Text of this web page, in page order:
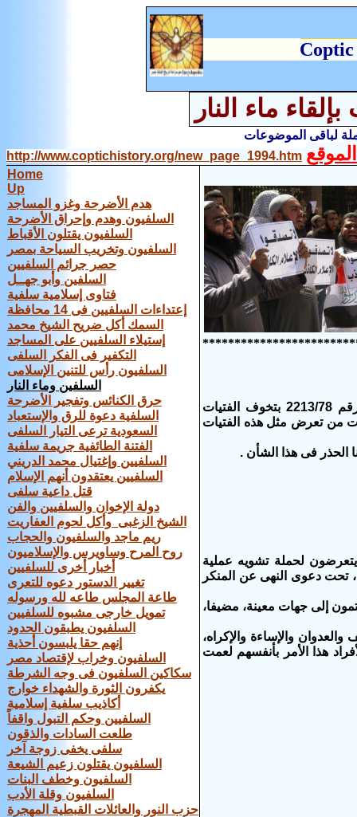
C
ماء النار
لباقى الموضوعات
http://www.coptichistory.org/new_page_1994.htm
Home
Up
هدم الأضرحة وغزو المساجد
السلفيون وهدم وإحراق الأضرحة
السلفيون يقتلون الأقباط
السلفيون وتخريب السياحة بمصر
حصر جرائم السلفيين
السلفين وأبو جهــل
فتاوى إسلامية سلفية
إعتداءات السلفيين فى 14 محافظة
السمك أكل ضريح الشيخ محمد
إستيلاء السلفيين على المساجد
التكفير فى الفكر السلفى
السلفيون رأس للتنين الإسلامى
السلفين وماء النار
حرق الكنائس وتفجير الأضرحة
السلفية دعوة للرق والإستعباد
السعودية ترعى التيار السلفى
الفتنة الطائفية جريمة سلفية
السلفيين وإغتيال محمد الدريني
السلفيين يعتقدون أنهم الإسلام
قتل داعية سلفى
دولة الإخوان والسلفيين والفن
الشيخ الزغبى وأكل لحوم العفاريت
ريم ماجد والسلفيون والحجاب
روح المرح وساويرس والإسلاميون
أخبار أخرى للسلفيين
تغيير الدستور دعوه للتعرى
طاعة المجلس طاعه لله ورسوله
تمويل خارجى مشبوه للسلفيين
السلفيون يطبقون الحدود
إنهم حقا يلبسون أحذية
السلفيون وخراب لإقتصاد مصر
سكاكين السلفيون فى وجه الشرطة
يكفرون الثورة والشهداء خوارج
أكاذيب سلفية إسلامية
السلفيين وحكم التبول واقفاً
طلعت السادات والذقون
سلفى يخفى زوجة آخر
السلفيون يقتلون زعيم الشيعة
السلفيون وخطف البنات
السلفيون وقلة الأدب
حزب النور والعائلات القبطية المهجرة
ابلغ الدكتور / نجيب جبرائيل رئيس الاتحاد المصرى لحقوق الانسان مكتب القائد الاعلى العسكرى بكوبرى القبة برقم 2213/78 بتخوف الفتيات
من تعرض مثل هذه الفتيات
الحذر فى هذا الشأن .
لحملة تشويه عملية
تحت دعوى النهى عن المنكر
إلى جهات معينة، مضيفا،
والإساءة والإكراه،
هذا الأمر بأنفسهم لعمت